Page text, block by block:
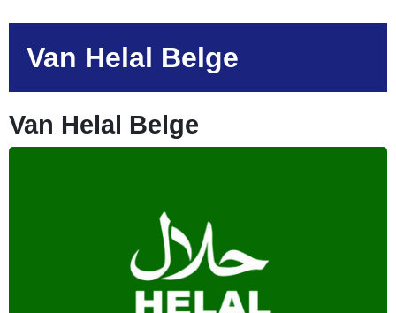
Van Helal Belge
Van Helal Belge